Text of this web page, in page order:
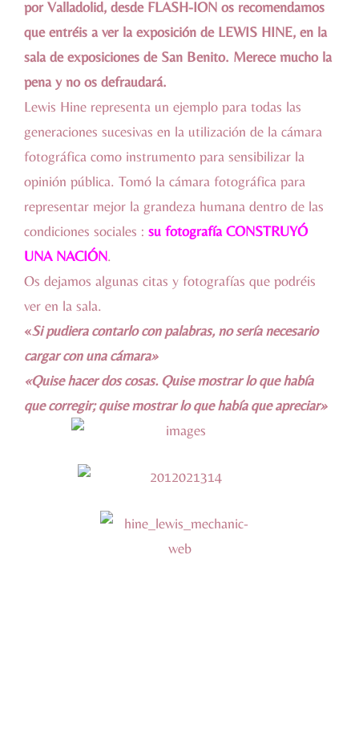
por Valladolid, desde FLASH-ION os recomendamos
que entréis a ver la exposición de LEWIS HINE, en la
sala de exposiciones de San Benito. Merece mucho la
pena y no os defraudará.
Lewis Hine representa un ejemplo para todas las
generaciones sucesivas en la utilización de la cámara
fotográfica como instrumento para sensibilizar la
opinión pública. Tomó la cámara fotográfica para
representar mejor la grandeza humana dentro de las
condiciones sociales : su fotografía CONSTRUYÓ
UNA NACIÓN.
Os dejamos algunas citas y fotografías que podréis
ver en la sala.
«Si pudiera contarlo con palabras, no sería necesario
cargar con una cámara»
«Quise hacer dos cosas. Quise mostrar lo que había
que corregir; quise mostrar lo que había que apreciar»